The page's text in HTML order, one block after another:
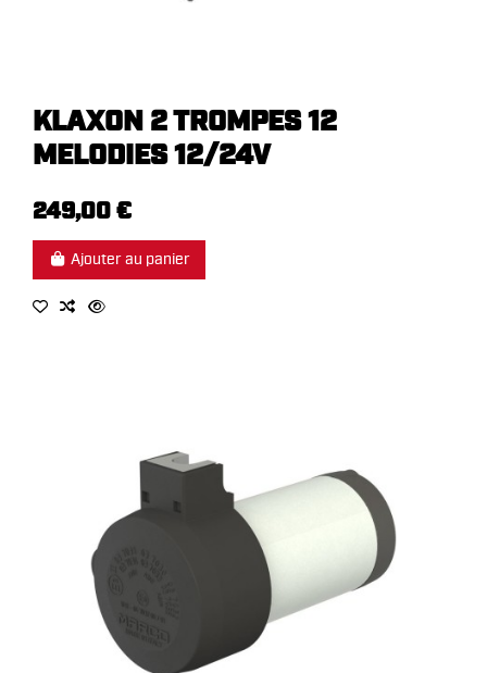
KLAXON 2 TROMPES 12
MELODIES 12/24V
249,00 €
Ajouter au panier